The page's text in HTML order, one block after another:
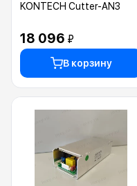
KONTECH Cutter-AN3
18 096 ₽
В корзину